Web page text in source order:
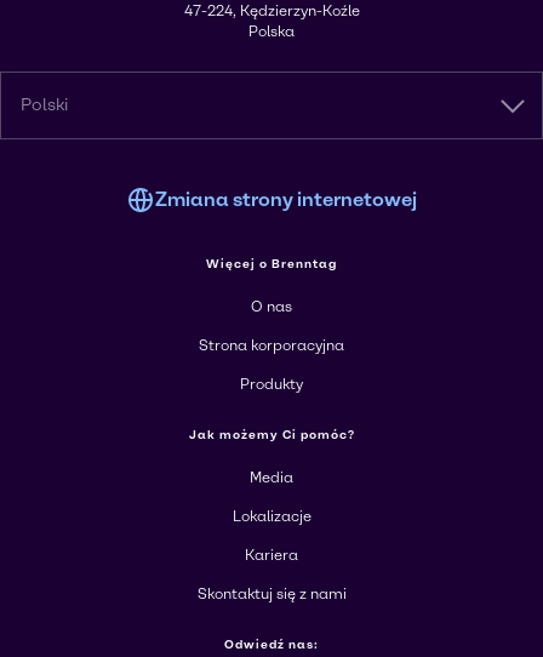
47-224, Kędzierzyn-Koźle
Polska
Polski
Zmiana strony internetowej
Więcej o Brenntag
O nas
Strona korporacyjna
Produkty
Jak możemy Ci pomóc?
Media
Lokalizacje
Kariera
Skontaktuj się z nami
Odwiedź nas: